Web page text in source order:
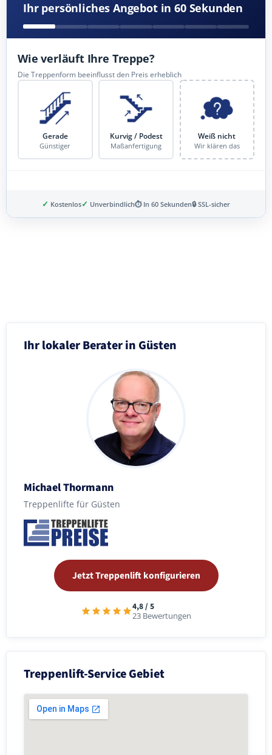
Ihr persönliches Angebot in 60 Sekunden
Wie verläuft Ihre Treppe?
Die Treppenform beeinflusst den Preis erheblich
Gerade
Günstiger
Kurvig / Podest
Maßanfertigung
Weiß nicht
Wir klären das
✓ Kostenlos✓ Unverbindlich⏱ In 60 Sekunden🔒 SSL-sicher
Ihr lokaler Berater in Güsten
Michael Thormann
Treppenlifte für Güsten
Jetzt Treppenlift konfigurieren
4,8 / 5
23 Bewertungen
Treppenlift-Service Gebiet